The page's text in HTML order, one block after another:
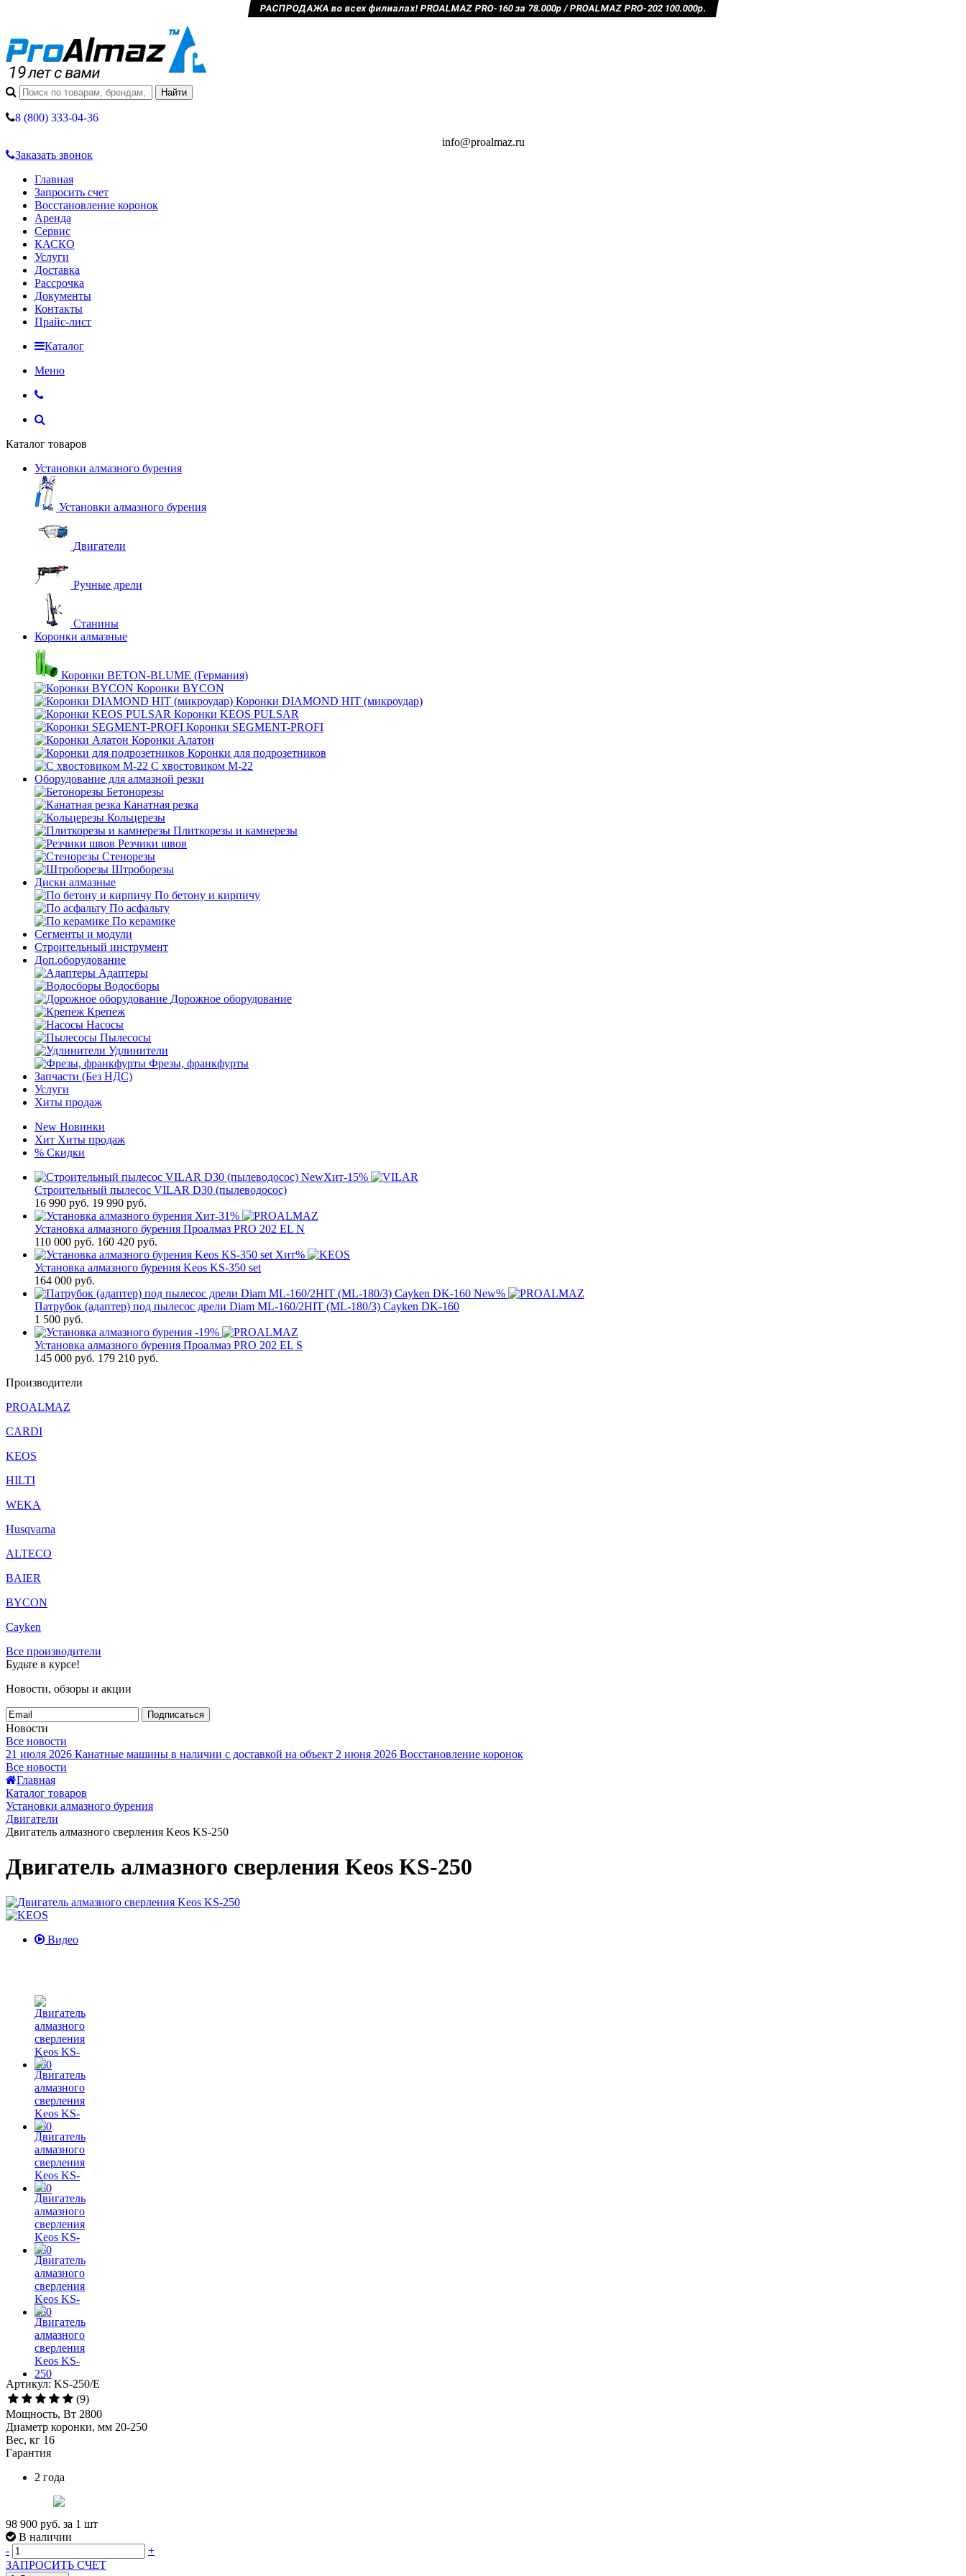
РАСПРОДАЖА во всех филиалах! PROALMAZ PRO-160 за 78.000р / PROALMAZ PRO-202 100.000р.
8 (800) 333-04-36
info@proalmaz.ru
Заказать звонок
Главная
Запросить счет
Восстановление коронок
Аренда
Сервис
КАСКО
Услуги
Доставка
Рассрочка
Документы
Контакты
Прайс-лист
Каталог
Меню
Каталог товаров
Установки алмазного бурения
Установки алмазного бурения
Двигатели
Ручные дрели
Станины
Коронки алмазные
Коронки BETON-BLUME (Германия)
Коронки BYCON
Коронки DIAMOND HIT (микроудар)
Коронки KEOS PULSAR
Коронки SEGMENT-PROFI
Коронки Алатон
Коронки для подрозетников
С хвостовиком М-22
Оборудование для алмазной резки
Бетонорезы
Канатная резка
Кольцерезы
Плиткорезы и камнерезы
Резчики швов
Стенорезы
Штроборезы
Диски алмазные
По бетону и кирпичу
По асфальту
По керамике
Сегменты и модули
Строительный инструмент
Доп.оборудование
Адаптеры
Водосборы
Дорожное оборудование
Крепеж
Насосы
Пылесосы
Удлинители
Фрезы, франкфурты
Запчасти (Без НДС)
Услуги
Хиты продаж
New Новинки
Хит Хиты продаж
% Скидки
NewХит-15%
Строительный пылесос VILAR D30 (пылеводосос)
16 990 руб. 19 990 руб.
Хит-31%
Установка алмазного бурения Проалмаз PRO 202 EL N
110 000 руб. 160 420 руб.
Хит%
Установка алмазного бурения Keos KS-350 set
164 000 руб.
New%
Патрубок (адаптер) под пылесос дрели Diam ML-160/2HIT (ML-180/3) Cayken DK-160
1 500 руб.
-19%
Установка алмазного бурения Проалмаз PRO 202 EL S
145 000 руб. 179 210 руб.
Производители
PROALMAZ
CARDI
KEOS
HILTI
WEKA
Husqvarna
ALTECO
BAIER
BYCON
Cayken
Все производители
Будьте в курсе!
Новости, обзоры и акции
Подписаться
Новости
Все новости
21 июля 2026 Канатные машины в наличии с доставкой на объект 2 июня 2026 Восстановление коронок
Все новости
Главная
Каталог товаров
Установки алмазного бурения
Двигатели
Двигатель алмазного сверления Keos KS-250
Двигатель алмазного сверления Keos KS-250
Видео
Артикул: KS-250/E
(9)
Мощность, Вт 2800
Диаметр коронки, мм 20-250
Вес, кг 16
Гарантия
2 года
98 900 руб. за 1 шт
В наличии
-
+
ЗАПРОСИТЬ СЧЕТ